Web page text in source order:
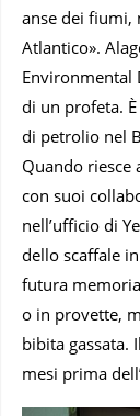
anse dei fiumi,
Atlantico».
Environmental
di un profeta.
di petrolio nel
Quando riesce
con suoi
nell’ufficio di
dello scaffale
futura
o in provette,
bibita gassata.
mesi prima